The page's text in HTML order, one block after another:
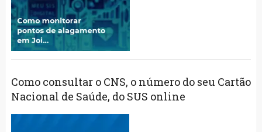
Como consultar o CNS, o número do seu Cartão
Nacional de Saúde, do SUS online